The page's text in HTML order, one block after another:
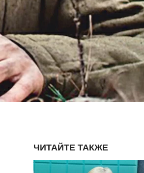
ЧИТАЙТЕ ТАКЖЕ